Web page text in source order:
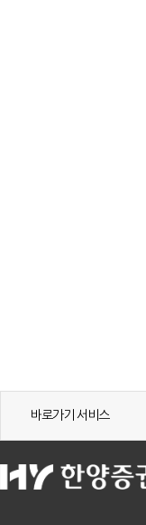
바로가기 서비스